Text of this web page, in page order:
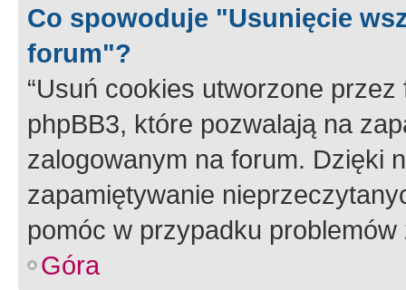
Co spowoduje "Usunięcie
forum"?
“Usuń cookies utworzone
phpBB3, które pozwalają na
zalogowanym na forum. Dzięki
zapamiętywanie
pomóc w przypadku
Góra